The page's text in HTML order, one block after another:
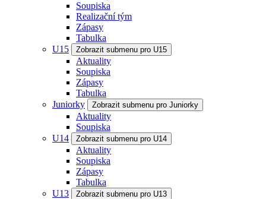
Soupiska
Realizační tým
Zápasy
Tabulka
U15
Zobrazit submenu pro U15
Aktuality
Soupiska
Zápasy
Tabulka
Juniorky
Zobrazit submenu pro Juniorky
Aktuality
Soupiska
U14
Zobrazit submenu pro U14
Aktuality
Soupiska
Zápasy
Tabulka
U13
Zobrazit submenu pro U13